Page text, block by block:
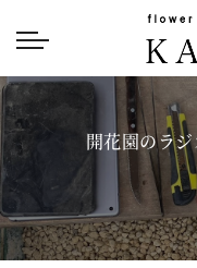
開花園のラ